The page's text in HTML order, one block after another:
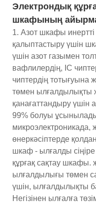
Электрондық
шкафының
1. Азот шкафы
қалыптастыру үшін
үшін азот газымен
вафлилердің, IC
чиптердің тотығуына
төмен ылғалдылықты
қанағаттандыру үшін
99% болуы
микроэлектроникада,
өнеркәсіптерде
шкаф - ылғалды сіңіре
құрғақ сақтау шкафы.
ылғалдылығы төмен
үшін, ылғалдылықты
Негізінен ылғалға